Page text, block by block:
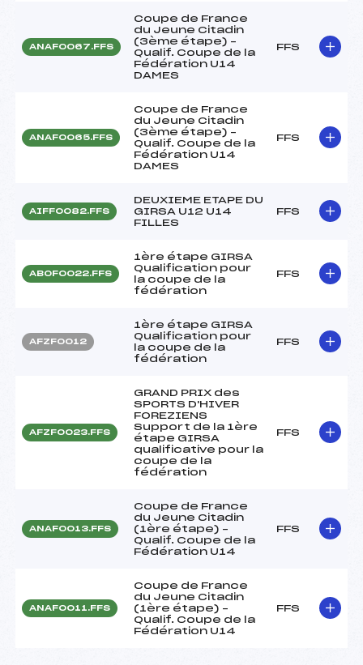
ANAF0067.FFS
Coupe de France
du Jeune Citadin
(3ème étape) –
Qualif. Coupe de la
Fédération U14
DAMES
FFS
ANAF0065.FFS
Coupe de France
du Jeune Citadin
(3ème étape) –
Qualif. Coupe de la
Fédération U14
DAMES
FFS
AIFF0082.FFS
DEUXIEME ETAPE DU
GIRSA U12 U14
FILLES
FFS
ABOF0022.FFS
1ère étape GIRSA
Qualification pour
la coupe de la
fédération
FFS
AFZF0012
1ère étape GIRSA
Qualification pour
la coupe de la
fédération
FFS
AFZF0023.FFS
GRAND PRIX des
SPORTS D'HIVER
FOREZIENS
Support de la 1ère
étape GIRSA
qualificative pour la
coupe de la
fédération
FFS
ANAF0013.FFS
Coupe de France
du Jeune Citadin
(1ère étape) –
Qualif. Coupe de la
Fédération U14
FFS
ANAF0011.FFS
Coupe de France
du Jeune Citadin
(1ère étape) –
Qualif. Coupe de la
Fédération U14
FFS